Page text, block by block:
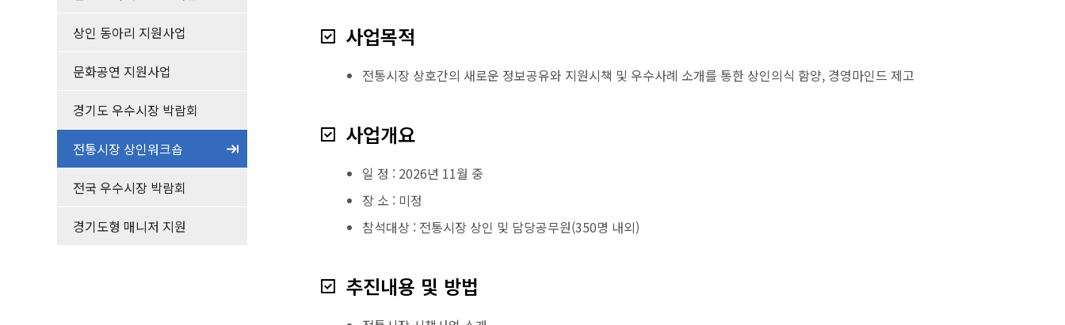
상인 동아리 지원사업
문화공연 지원사업
경기도 우수시장 박람회
전통시장 상인워크숍
전국 우수시장 박람회
경기도형 매니저 지원
사업목적
전통시장 상호간의 새로운 정보공유와 지원시책 및 우수사례 소개를 통한 상인의식 함양, 경영마인드 제고
사업개요
일 정 : 2026년 11월 중
장 소 : 미정
참석대상 : 전통시장 상인 및 담당공무원(350명 내외)
추진내용 및 방법